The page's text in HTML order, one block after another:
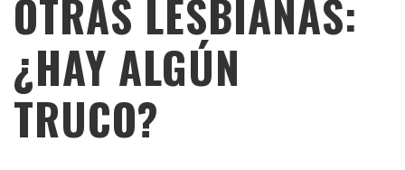
OTRAS LESBIANAS:
¿HAY ALGÚN
TRUCO?